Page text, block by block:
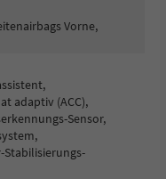
Vorne,
adaptiv (ACC),
Sensor,
Stabilisierungs-